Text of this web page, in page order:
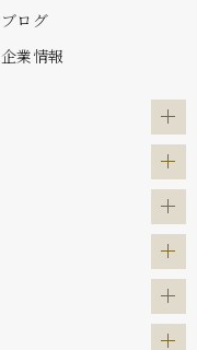
ブログ
企業情報